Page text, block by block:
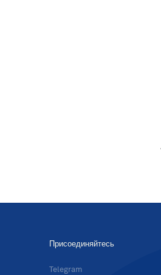
Присоединяйтесь
Telegram